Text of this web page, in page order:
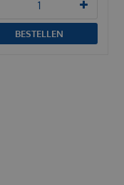
BESTELLEN